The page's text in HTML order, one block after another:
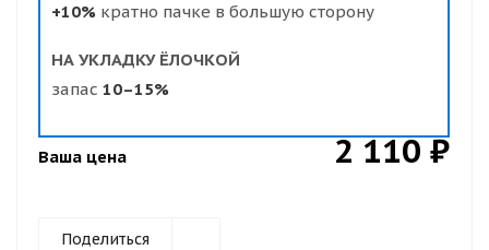
+10% кратно пачке в большую сторону
НА УКЛАДКУ ЁЛОЧКОЙ
запас 10–15%
Ваша цена 2 110 ₽
Поделиться